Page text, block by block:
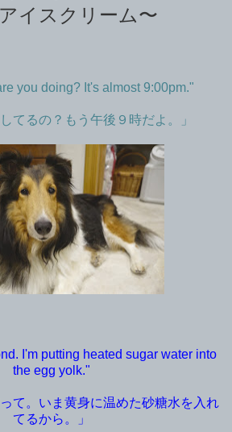
イスクリーム〜
you doing? It's almost 9:00pm."
てるの？もう午後９時だよ。」
I'm putting heated sugar water into
the egg yolk."
て。いま黄身に温めた砂糖水を入れ
てるから。」